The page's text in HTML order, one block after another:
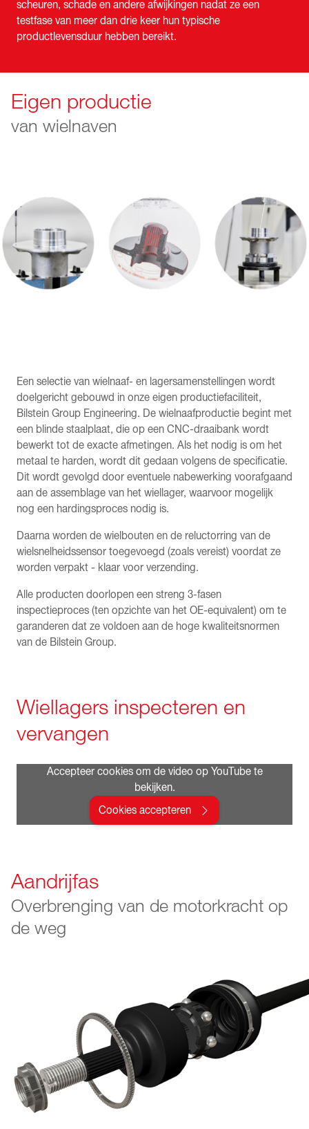
scheuren, schade en andere afwijkingen nadat ze een
testfase van meer dan drie keer hun typische
productlevensduur hebben bereikt.
Eigen productie
van wielnaven
Een selectie van wielnaaf- en lagersamenstellingen wordt
doelgericht gebouwd in onze eigen productiefaciliteit,
Bilstein Group Engineering. De wielnaafproductie begint met
een blinde staalplaat, die op een CNC-draaibank wordt
bewerkt tot de exacte afmetingen. Als het nodig is om het
metaal te harden, wordt dit gedaan volgens de specificatie.
Dit wordt gevolgd door eventuele nabewerking voorafgaand
aan de assemblage van het wiellager, waarvoor mogelijk
nog een hardingsproces nodig is.
Daarna worden de wielbouten en de reluctorring van de
wielsnelheidssensor toegevoegd (zoals vereist) voordat ze
worden verpakt - klaar voor verzending.
Alle producten doorlopen een streng 3-fasen
inspectieproces (ten opzichte van het OE-equivalent) om te
garanderen dat ze voldoen aan de hoge kwaliteitsnormen
van de Bilstein Group.
Wiellagers inspecteren en
vervangen
Accepteer cookies om de video op YouTube te
bekijken.
Cookies accepteren
Aandrijfas
Overbrenging van de motorkracht op
de weg